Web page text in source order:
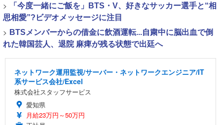
>
「今度一緒にご飯を」BTS・V、好きなサッカー選手と“相
思相愛”?ビデオメッセージに注目
> BTSメンバーからの借金に飲酒運転...自粛中に脳出血で倒
れた韓国芸人、退院 麻痺が残る状態で出廷へ
ネットワーク運用監視/サーバー・ネットワークエンジニア/IT
系サービス会社/Excel
株式会社スタッフサービス
愛知県
月給23万円～50万円